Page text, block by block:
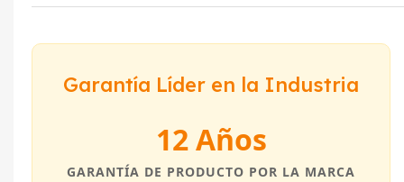
Garantía Líder en la Industria
12 Años
GARANTÍA DE PRODUCTO POR LA MARCA